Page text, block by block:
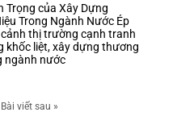
Trọng của Xây Dựng
Trong Ngành Nước Ép
thị trường cạnh tranh
khốc liệt, xây dựng thương
ngành nước
Bài viết sau »